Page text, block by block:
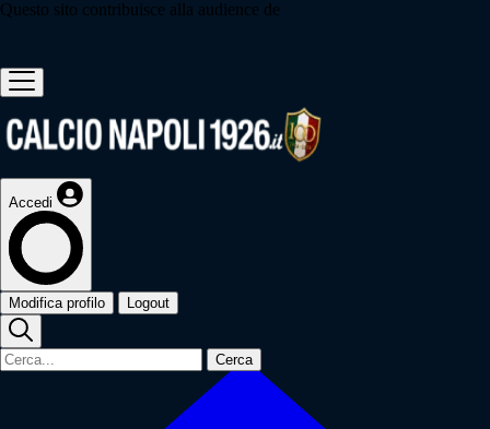
Questo sito contribuisce alla audience de
Accedi
Modifica profilo Logout
Cerca